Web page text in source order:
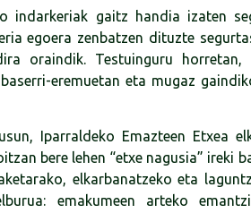
indarkeriak gaitz handia izaten
egoera zenbatzen dituzte
oraindik. Testuinguru horretan,
eremuetan eta mugaz
Iparraldeko Emazteen Etxea
bere lehen “etxe nagusia” ireki
elkarbanatzeko eta
emakumeen arteko